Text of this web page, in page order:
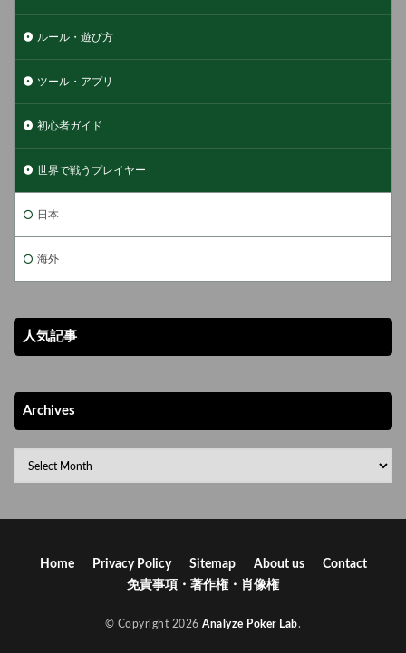
カー効果（Moneymaker Effect）」と呼ばれ、世界中の人々に「自分も
勝者になれるかもしれない」という夢を与え、ポーカー人気を一気に押
大切さを観客に伝えてくれます。 実話ポーカー映画が持つ魅力とは こ
す。そのため、単なる娯楽作品ではなく、実際のプレイヤーや出来事の
重みがストーリーに反映されています。 これらの物語は、フィクション
では表現しきれない緊張感や感動を与えてくれるでしょう。さらに、観
ながら映画を楽しむことができます。 まとめ 実話から生まれたポーカ
や心理戦だけでなく、勝負に挑む人間の姿勢や心の葛藤を深く理解でき
ぜひ一度鑑賞して、真実の勝負の世界を体験してみてください。
ルール・遊び方
ツール・アプリ
初心者ガイド
世界で戦うプレイヤー
日本
海外
人気記事
Archives
Home Privacy Policy Sitemap About us
Contact
免責事項・著作権・肖像権
© Copyright 2026Analyze Poker Lab.